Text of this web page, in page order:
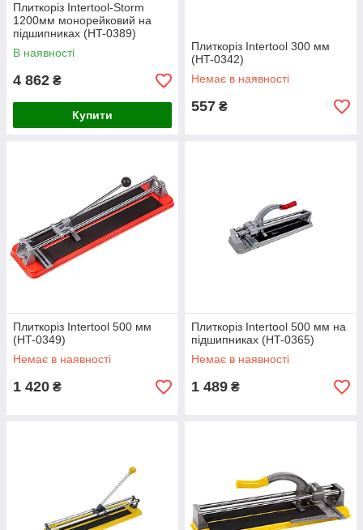
Плиткоріз Intertool-Storm
1200мм монорейковий на
підшипниках (HT-0389)
В наявності
4 862 ₴
Купити
Плиткоріз Intertool 300 мм
(HT-0342)
Немає в наявності
557 ₴
Плиткоріз Intertool 500 мм
(HT-0349)
Немає в наявності
1 420 ₴
Плиткоріз Intertool 500 мм на
підшипниках (HT-0365)
Немає в наявності
1 489 ₴